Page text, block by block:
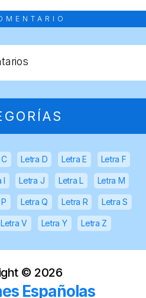
Letra D Letra E Letra F
I Letra J Letra L Letra M
Letra Q Letra R Letra S
Letra V Letra Y Letra Z
© 2026
Españolas